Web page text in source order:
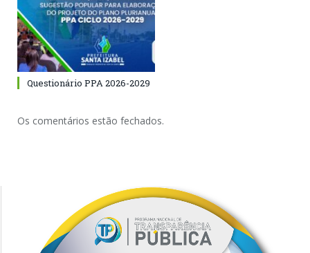
Questionário PPA 2026-2029
Os comentários estão fechados.